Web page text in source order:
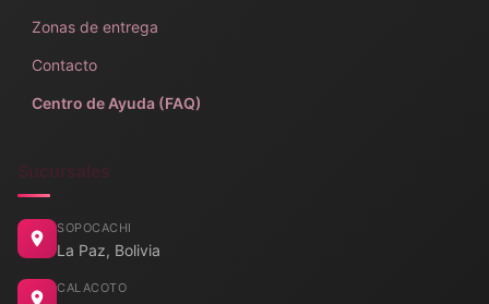
Zonas de entrega
Contacto
Centro de Ayuda (FAQ)
Sucursales
SOPOCACHI
La Paz, Bolivia
CALACOTO